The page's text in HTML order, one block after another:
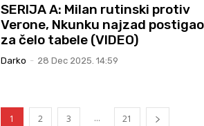
SERIJA A: Milan rutinski protiv
Verone, Nkunku najzad
za čelo tabele (VIDEO)
Darko - 28 Dec 2025. 14:59
1 2 3 ... 21